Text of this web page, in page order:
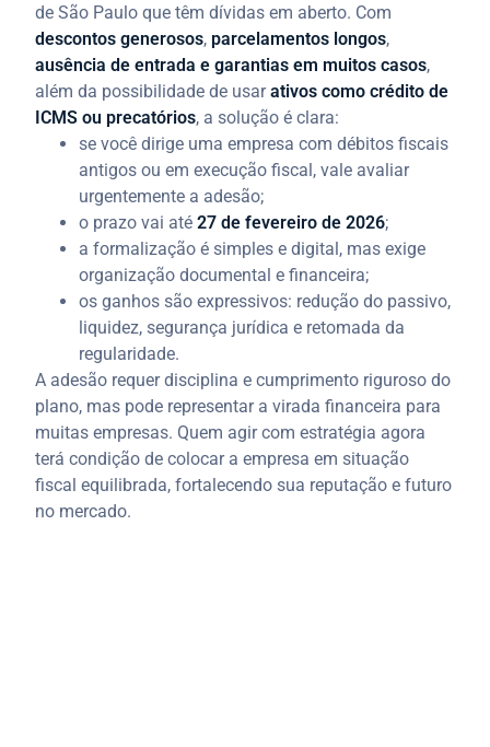
de São Paulo que têm dívidas em aberto. Com
descontos generosos, parcelamentos longos,
ausência de entrada e garantias em muitos casos,
além da possibilidade de usarativos como crédito de
ICMS ou precatórios, a solução é clara:
se você dirige uma empresa com débitos fiscais
antigos ou em execução fiscal, vale avaliar
urgentemente a adesão;
o prazo vai até27 de fevereiro de 2026;
a formalização é simples e digital, mas exige
organização documental e financeira;
os ganhos são expressivos: redução do passivo,
liquidez, segurança jurídica e retomada da
regularidade.
A adesão requer disciplina e cumprimento riguroso do
plano, mas pode representar a virada financeira para
muitas empresas. Quem agir com estratégia agora
terá condição de colocar a empresa em situação
fiscal equilibrada, fortalecendo sua reputação e futuro
no mercado.